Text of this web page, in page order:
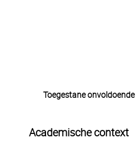
Toegestane onvoldoende
Academische context